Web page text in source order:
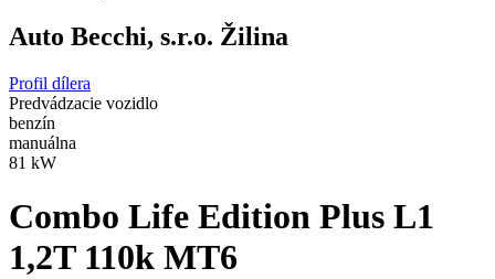
Auto Becchi, s.r.o. Žilina
Profil dílera
Predvádzacie vozidlo
benzín
manuálna
81 kW
Combo Life Edition Plus L1
1,2T 110k MT6